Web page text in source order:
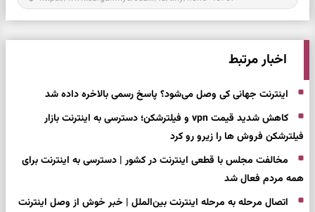
اخبار مرتبط
اینترنت جهانی کی وصل می‌شود؟ پاسخ رسمی بالاخره داده شد
کاهش شدید قیمت vpn و فیلترشکن؛ دسترسی به اینترنت بازار
فیلترشکن فروش ها را زیرو رو کرد
مخالفت مجلس با قطعی اینترنت در کشور | دسترسی به اینترنت برای
همه مردم فعال شد
اتصال مرحله به مرحله اینترنت بین‌الملل | خبر خوش از وصل اینترنت